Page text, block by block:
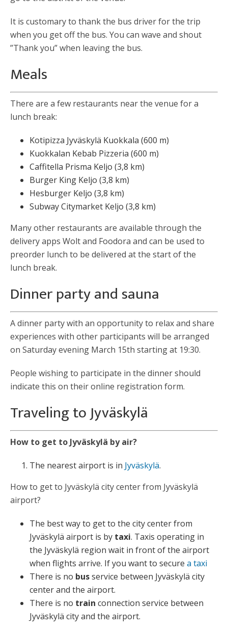
It is customary to thank the bus driver for the trip
when you get off the bus. You can wave and shout
”Thank you” when leaving the bus.
Meals
There are a few restaurants near the venue for a
lunch break:
Kotipizza Jyväskylä Kuokkala (600 m)
Kuokkalan Kebab Pizzeria (600 m)
Caffitella Prisma Keljo (3,8 km)
Burger King Keljo (3,8 km)
Hesburger Keljo (3,8 km)
Subway Citymarket Keljo (3,8 km)
Many other restaurants are available through the
delivery apps Wolt and Foodora and can be used to
preorder lunch to be delivered at the start of the
lunch break.
Dinner party and sauna
A dinner party with an opportunity to relax and share
experiences with other participants will be arranged
on Saturday evening March 15th starting at 19:30.
People wishing to participate in the dinner should
indicate this on their online registration form.
Traveling to Jyväskylä
How to get to Jyväskylä by air?
The nearest airport is in Jyväskylä.
How to get to Jyväskylä city center from Jyväskylä
airport?
The best way to get to the city center from
Jyväskylä airport is by taxi. Taxis operating in
the Jyväskylä region wait in front of the airport
when flights arrive. If you want to secure a taxi
There is no busservice between Jyväskylä city
center and the airport.
There is no train connection service between
Jyväskylä city and the airport.